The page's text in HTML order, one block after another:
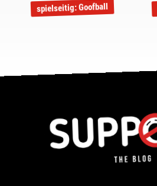
spielseitig: Goofball